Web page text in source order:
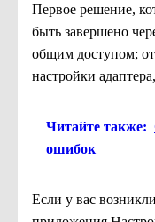
Первое решение,
быть завершено
общим доступом;
настройки
Читайте также:
ошибок
Если у вас